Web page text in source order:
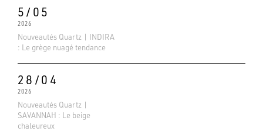
5/05
2026
Nouveautés Quartz | INDIRA
: Le grège nuagé tendance
28/04
2026
Nouveautés Quartz |
SAVANNAH : Le beige
chaleureux